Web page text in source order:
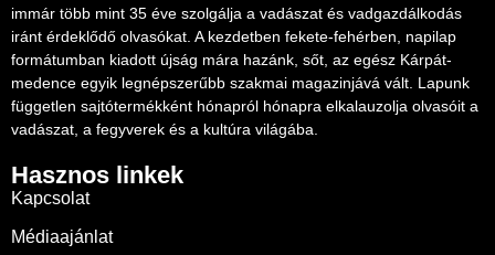
immár több mint 35 éve szolgálja a vadászat és vadgazdálkodás
iránt érdeklődő olvasókat. A kezdetben fekete-fehérben, napilap
formátumban kiadott újság mára hazánk, sőt, az egész Kárpát-
medence egyik legnépszerűbb szakmai magazinjává vált. Lapunk
független sajtótermékként hónapról hónapra elkalauzolja olvasóit a
vadászat, a fegyverek és a kultúra világába.
Hasznos linkek
Kapcsolat
Médiaajánlat